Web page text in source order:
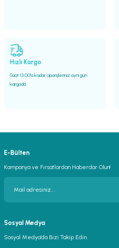
Hızlı Kargo
Saat 13.00'a kadar siparişleriniz aynı gün
kargoda
E-Bülten
Kampanya ve Fırsatlardan Haberdar Olun!
Sosyal Medya
Sosyal Medya’da Bizi Takip Edin.